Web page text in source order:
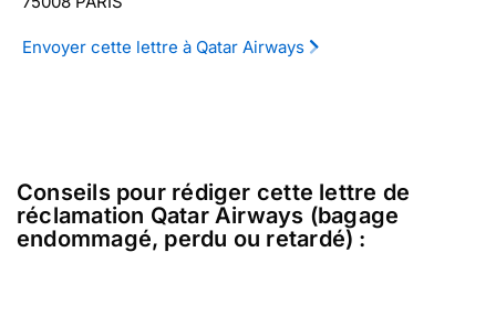
Envoyer cette lettre à Qatar Airways
Conseils pour rédiger cette lettre de
réclamation Qatar Airways (bagage
endommagé, perdu ou retardé) :